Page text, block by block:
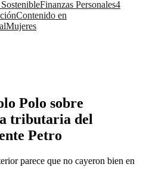
Finanzas Personales4
Contenido en
Mujeres
Polo sobre
tributaria del
Petro
parece que no cayeron bien en